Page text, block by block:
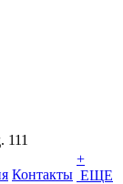
111
Контакты
+
ЕЩЕ